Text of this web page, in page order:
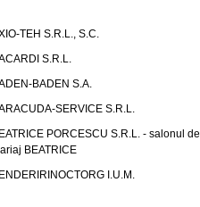
TEH S.R.L., S.C.
S.R.L.
BADEN S.A.
SERVICE S.R.L.
PORCESCU S.R.L. - salonul de
BEATRICE
I.U.M.